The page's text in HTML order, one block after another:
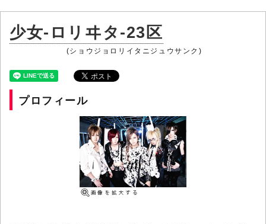
少女-ロリヰタ-23区
(ショウジョロリイタニジュウサンク)
プロフィール